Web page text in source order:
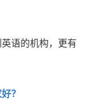
语的机构，更有
？